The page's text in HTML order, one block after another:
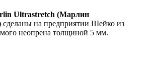
Ultrastretch (Марлин
сделаны на предприятии Шейко из
неопрена толщиной 5 мм.